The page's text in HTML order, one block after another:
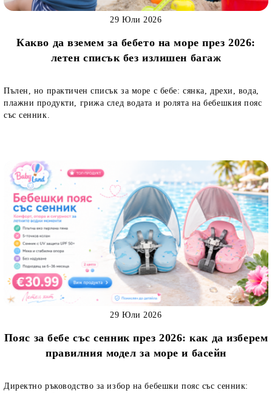
Какво да вземем за бебето на море през 2026:
летен списък без излишен багаж
29 Юли 2026
Пълен, но практичен списък за море с бебе: сянка, дрехи, вода,
плажни продукти, грижа след водата и ролята на бебешкия пояс
със сенник.
Пояс за бебе със сенник през 2026: как да изберем
правилния модел за море и басейн
29 Юли 2026
Директно ръководство за избор на бебешки пояс със сенник: